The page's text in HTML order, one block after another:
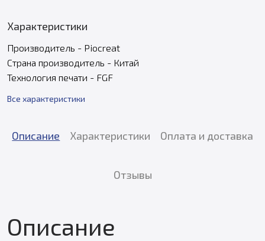
Характеристики
Производитель - Piocreat
Страна производитель - Китай
Технология печати - FGF
Все характеристики
Описание Характеристики Оплата и доставка
Отзывы
Описание